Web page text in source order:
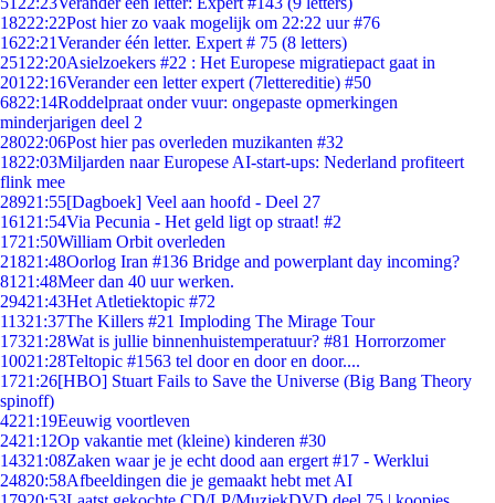
18222:22Post hier zo vaak mogelijk om 22:22 uur #76
1622:21Verander één letter. Expert # 75 (8 letters)
251 22:20Asielzoekers #22 : Het Europese migratiepact gaat in
201 22:16Verander een letter expert (7lettereditie) #50
6822:14Roddelpraat onder vuur: ongepaste opmerkingen
minderjarigen deel 2
28022:06Post hier pas overleden muzikanten #32
1822:03Miljarden naar Europese AI-start-ups: Nederland profiteert
flink mee
28921:55[Dagboek] Veel aan hoofd - Deel 27
161 21:54Via Pecunia - Het geld ligt op straat! #2
1721:50William Orbit overleden
21821:48Oorlog Iran #136 Bridge and powerplant day incoming?
81 21:48Meer dan 40 uur werken.
29421:43Het Atletiektopic #72
11321:37The Killers #21 Imploding The Mirage Tour
17321:28Wat is jullie binnenhuistemperatuur? #81 Horrorzomer
10021:28Teltopic #1563 tel door en door en door....
1721:26[HBO] Stuart Fails to Save the Universe (Big Bang Theory
spinoff)
4221:19Eeuwig voortleven
2421:12Op vakantie met (kleine) kinderen #30
14321:08Zaken waar je je echt dood aan ergert #17 - Werklui
24820:58Afbeeldingen die je gemaakt hebt met AI